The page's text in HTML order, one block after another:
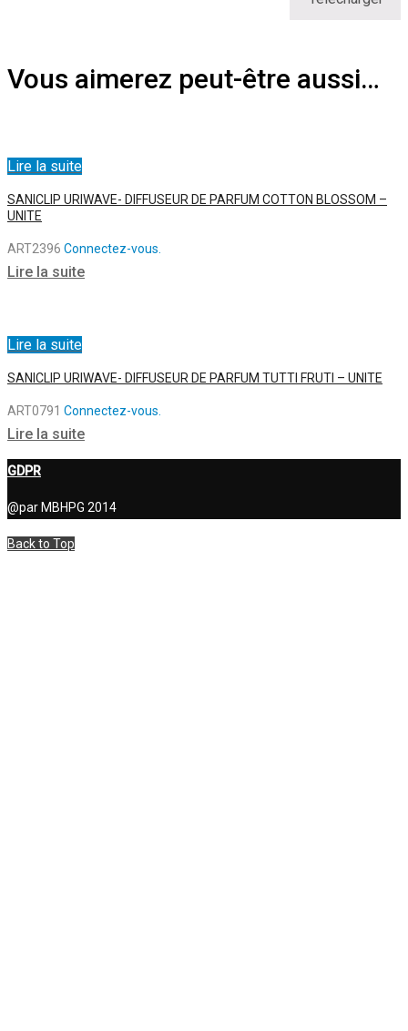
Vous aimerez peut-être aussi…
Lire la suite
SANICLIP URIWAVE- DIFFUSEUR DE PARFUM COTTON BLOSSOM –
UNITE
ART2396 Connectez-vous.
Lire la suite
Lire la suite
SANICLIP URIWAVE- DIFFUSEUR DE PARFUM TUTTI FRUTI – UNITE
ART0791 Connectez-vous.
Lire la suite
GDPR
@par MBHPG 2014
Back to Top